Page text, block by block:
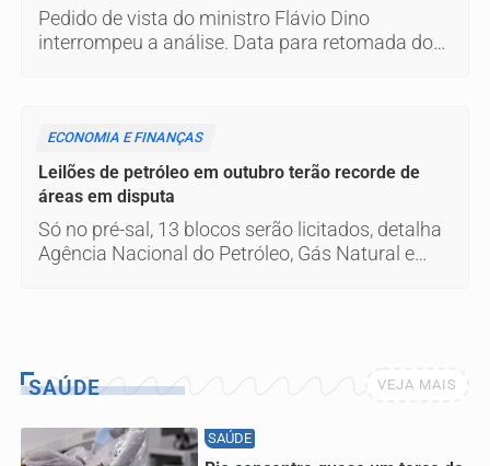
Pedido de vista do ministro Flávio Dino
interrompeu a análise. Data para retomada do
ECONOMIA E FINANÇAS
Leilões de petróleo em outubro terão recorde de
áreas em disputa
Só no pré-sal, 13 blocos serão licitados, detalha
Agência Nacional do Petróleo, Gás Natural e
SAÚDE VEJA MAIS
SAÚDE